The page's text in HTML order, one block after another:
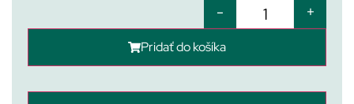
- +
Pridať do košíka